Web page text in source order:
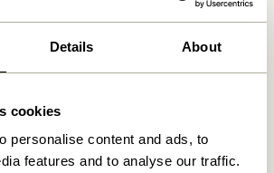
Details About
cookies
personalise content and ads, to
features and to analyse our traffic.
Vi fandt1butikker
Solrød Strand, Danmark